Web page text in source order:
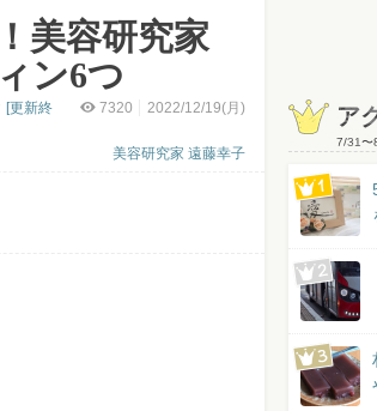
美容研究家
ン6つ
7320 2022/12/19(月)
美容研究家 遠藤幸子
[更新終
ア
7/31〜